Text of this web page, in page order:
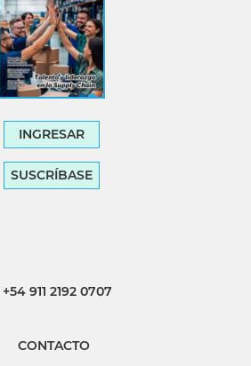
INGRESAR
SUSCRÍBASE
911 2192 0707
CONTACTO